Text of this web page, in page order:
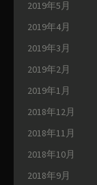
2019年5月
2019年4月
2019年3月
2019年2月
2019年1月
2018年12月
2018年11月
2018年10月
2018年9月